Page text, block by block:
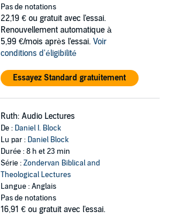
Pas de notations
22,19 € ou gratuit avec l'essai.
Renouvellement automatique à
5,99 €/mois après l'essai. Voir
conditions d'éligibilité
Essayez Standard gratuitement
Ruth: Audio Lectures
De : Daniel I. Block
Lu par : Daniel Block
Durée : 8 h et 23 min
Série :Zondervan Biblical and
Theological Lectures
Langue : Anglais
Pas de notations
16,91 € ou gratuit avec l'essai.